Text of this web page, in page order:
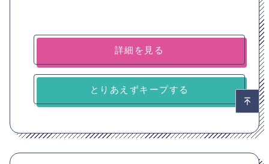
詳細を見る
とりあえずキープする